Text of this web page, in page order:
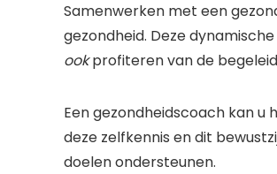
Samenwerken met een
gezondheid. Deze
ookprofiteren van de
Een gezondheidscoach kan u
deze zelfkennis en dit
doelen ondersteunen.